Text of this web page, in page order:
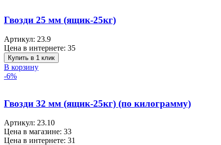
Гвозди 25 мм (ящик-25кг)
Артикул: 23.9
Цена в интернете: 35
Купить в 1 клик
В корзину
-6%
Гвозди 32 мм (ящик-25кг) (по килограмму)
Артикул: 23.10
Цена в магазине: 33
Цена в интернете: 31